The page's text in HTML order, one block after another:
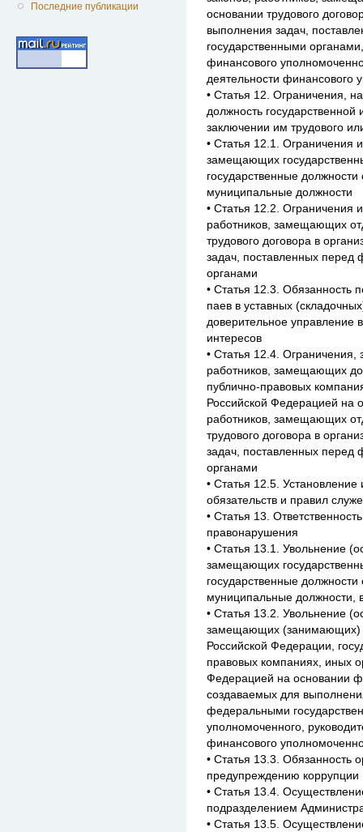
Последние публикации
основании трудового
выполнения задач,
государственными
финансового
деятельности финансового
• Статья 12. Ограничения,
должность
заключении им трудового
• Статья 12.1. Ограничения
замещающих
государственные
муниципальные должности
• Статья 12.2. Ограничения
работников, замещающих
трудового договора в
задач, поставленных
органами
• Статья 12.3. Обязанность
паев в уставных
доверительное управление
интересов
• Статья 12.4.
работников, замещающих
публично-правовых
Российской Федерацией на
работников, замещающих
трудового договора в
задач, поставленных
органами
• Статья 12.5.
обязательств и правил
• Статья 13.
правонарушения
• Статья 13.1. Увольнение
замещающих
государственные
муниципальные должности,
• Статья 13.2. Увольнение
замещающих (занимающих)
Российской Федерации,
правовых компаниях, иных
Федерацией на основании
создаваемых для
федеральными
уполномоченного,
финансового
• Статья 13.3. Обязанность
предупреждению коррупции
• Статья 13.4.
подразделением
• Статья 13.5.